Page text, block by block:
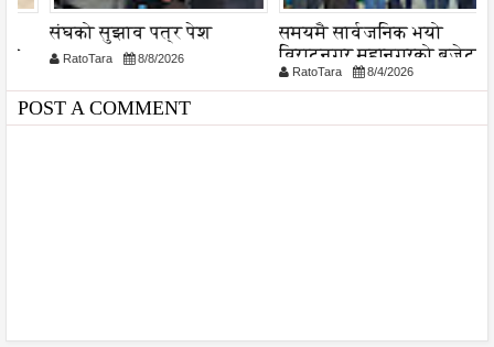
संघको सुझाव पत्र पेश
RatoTara 8/8/2026
समयमै सार्वजनिक भयो
विराटनगर महानगरको बजेट
पुस्तिका, कार्यान्वयन प्रक्रिया
पनि सुरु
RatoTara 8/4/2026
POST A COMMENT